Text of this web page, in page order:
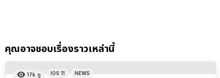
คุณอาจชอบเรื่องราวเหล่านี้
17k ดู IOS 11 NEWS